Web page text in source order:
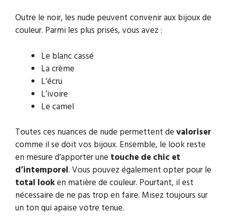
Outre le noir, les nude peuvent convenir aux bijoux de
couleur. Parmi les plus prisés, vous avez :
Le blanc cassé
La crème
L’écru
L’ivoire
Le camel
Toutes ces nuances de nude permettent devaloriser
comme il se doit vos bijoux. Ensemble, le look reste
en mesure d’apporter une touche de chic et
d’intemporel. Vous pouvez également opter pour le
total looken matière de couleur. Pourtant, il est
nécessaire de ne pas trop en faire. Misez toujours sur
un ton qui apaise votre tenue.